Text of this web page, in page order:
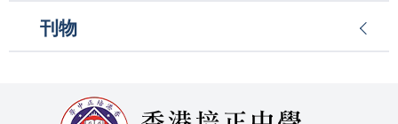
刊物